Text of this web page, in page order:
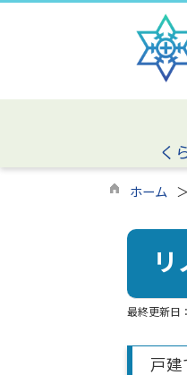
く
ホーム
リ
最終更新日：
戸建